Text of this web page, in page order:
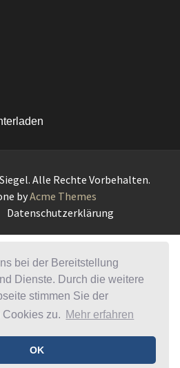
bei der Bereitstellung
Dienste. Durch die weitere
stimmen Sie der
zu. Mehr erfahren
OK